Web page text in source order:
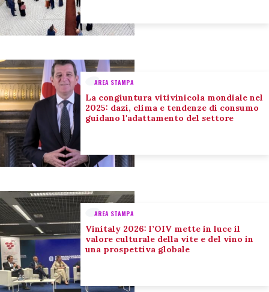
AREA STAMPA
La congiuntura vitivinicola mondiale nel
2025: dazi, clima e tendenze di consumo
guidano l'adattamento del settore
AREA STAMPA
Vinitaly 2026: l’OIV mette in luce il
valore culturale della vite e del vino in
una prospettiva globale